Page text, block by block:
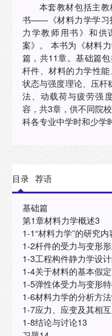
本套教材包括主
书——《材料力学学习
力学教师用书》和供
案》。 本书为《材料力学》主教材，全书分为基础篇和专题
篇，共11章。基础篇
杆件、材料的力学性
状态与强度理论、压
法、动载荷与疲劳强
容，共3章，供不同院校选用。 本套教材可作为
科各专业中学时和少学
目录 荐语
基础篇
第1章材料力学概述3
1-1“材料力学”的研究内
1-2杆件的受力与变形
1-3工程构件静力学设
1-4关于材料的基本假
1-5弹性体受力与变形
1-6材料力学的分析方
1-7应力、应变及其相
1-8结论与讨论13